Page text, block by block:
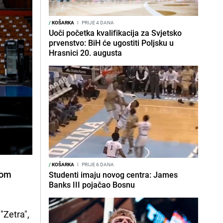
/KOŠARKA I PRIJE 4 DANA
Uoči početka kvalifikacija za Svjetsko
prvenstvo: BiH će ugostiti Poljsku u
Hrasnici 20. augusta
/KOŠARKA I PRIJE 6 DANA
Studenti imaju novog centra: James
Banks III pojačao Bosnu